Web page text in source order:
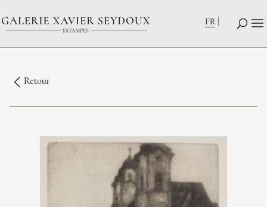
FR
Retour